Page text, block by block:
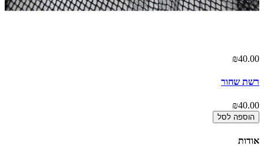
₪40.00
רשת שחור
₪40.00
הוספה לסל
אודות